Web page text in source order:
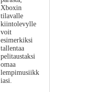
Xboxin
tilavalle
kiintolevylle
voit
esimerkiksi
tallentaa
pelitaustaksi
omaa
lempimusiikk
iasi.